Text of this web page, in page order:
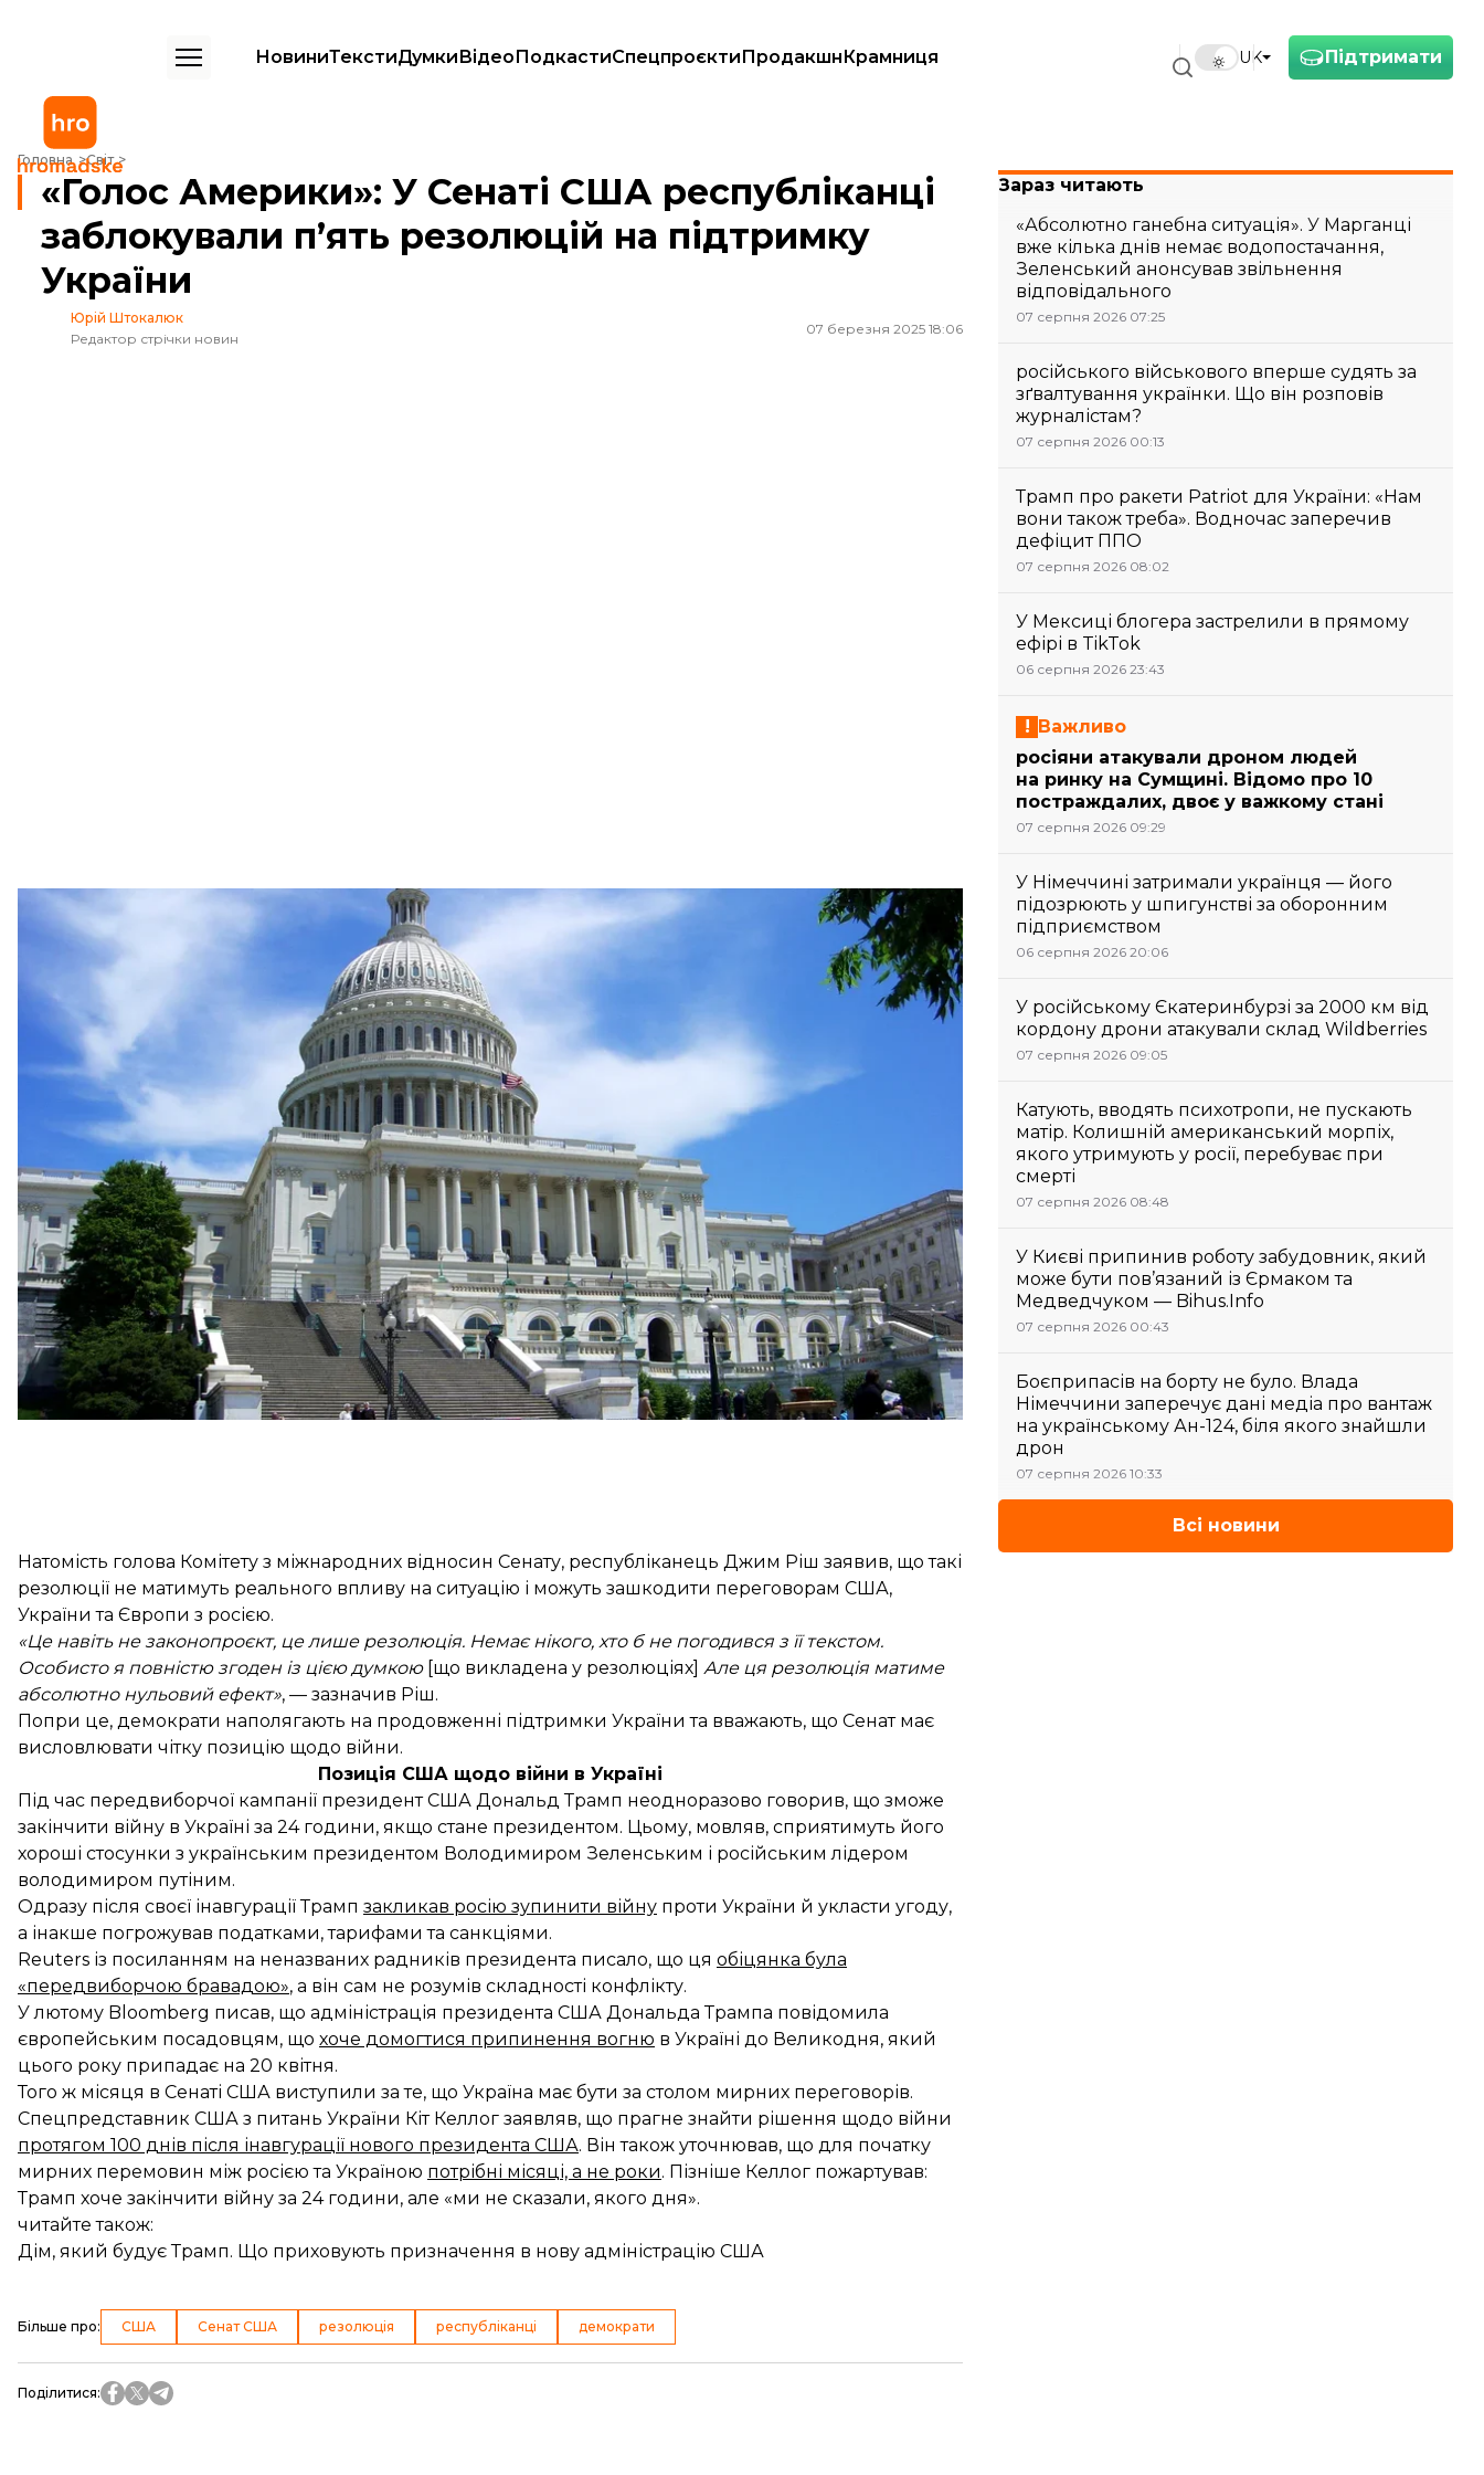
Підтримати
UK
НовиниТекстиДумкиВідеоПодкастиСпецпроєктиПродакшнКрамниця
Головна Світ
«Голос Америки»: У Сенаті США республіканці заблокували п’ять резолюцій на підтримку України
«Голос Америки»: У Сенаті США республіканці
заблокували п’ять резолюцій на підтримку
України
Юрій Штокалюк
Редактор стрічки новин
07 березня 2025 18:06
Будівля Капітолія у Вашингтоні
Kevin McCoy / Wikimedia
Сенатори-республіканці 5 березня заблокували п’ять резолюцій, що засуджували російське
вторгнення й підтверджували підтримку України. Ці документи висовували на голосування
сенатори-демократи й незалежний сенатор Берні Сандерс.
пише«Голос Америки» з посиланням на заяви посадовців, які були авторами цих
резолюцій.
Лідер меншості в Сенаті демократ Чак Шумер наголосив, що ці резолюції мали б підтвердити
двопартійну підтримку демократії та засудження дій російського лідера володимира путіна.
«Що Сенат США підтримує демократію, що ми стоїмо з мужнім народом України, що ми виступаємо
проти диктатора — жорстокого диктатора — володимира путіна та проти його воєнних злочинів.
Історія має дуже чіткий урок: умиротворювати автократів — це те саме, що гасити вогонь
бензином»,— зазначив посадовець у коментарі для «Голосу Америки».
Натомість голова Комітету з міжнародних відносин Сенату, республіканець Джим Ріш заявив, що такі
резолюції не матимуть реального впливу на ситуацію і можуть зашкодити переговорам США,
України та Європи з росією.
«Це навіть не законопроєкт, це лише резолюція. Немає нікого, хто б не погодився з її текстом.
Особисто я повністю згоден із цією думкою [що викладена у резолюціях] Але ця резолюція матиме
абсолютно нульовий ефект», — зазначив Ріш.
Попри це, демократи наполягають на продовженні підтримки України та вважають, що Сенат має
висловлювати чітку позицію щодо війни.
Позиція США щодо війни в Україні
Під час передвиборчої кампанії президент США Дональд Трамп неодноразово говорив, що зможе
закінчити війну в Україні за 24 години, якщо стане президентом. Цьому, мовляв, сприятимуть його
хороші стосунки з українським президентом Володимиром Зеленським і російським лідером
володимиром путіним.
Одразу після своєї інавгурації Трамп закликав росію зупинити війну проти України й укласти угоду,
а інакше погрожував податками, тарифами та санкціями.
Reuters із посиланням на неназваних радників президента писало, що ця обіцянка була
«передвиборчою бравадою», а він сам не розумів складності конфлікту.
У лютому Bloomberg писав, що адміністрація президента США Дональда Трампа повідомила
європейським посадовцям, що хоче домогтися припинення вогню в Україні до Великодня, який
цього року припадає на 20 квітня.
Того ж місяця в Сенаті США виступили за те, що Україна має бути за столом мирних переговорів.
Спецпредставник США з питань України Кіт Келлог заявляв, що прагне знайти рішення щодо війни
протягом 100 днів після інавгурації нового президента США. Він також уточнював, що для початку
мирних перемовин між росією та Україною потрібні місяці, а не роки. Пізніше Келлог пожартував:
Трамп хоче закінчити війну за 24 години, але «ми не сказали, якого дня».
читайте також:
Дім, який будує Трамп. Що приховують призначення в нову адміністрацію США
Більше про: США Сенат США резолюція республіканці демократи
Поділитися:
Зараз читають
«Абсолютно ганебна ситуація». У Марганці
вже кілька днів немає водопостачання,
Зеленський анонсував звільнення
відповідального
07 серпня 2026 07:25
російського військового вперше судять за
зґвалтування українки. Що він розповів
журналістам?
07 серпня 2026 00:13
Трамп про ракети Patriot для України: «Нам
вони також треба». Водночас заперечив
дефіцит ППО
07 серпня 2026 08:02
У Мексиці блогера застрелили в прямому
ефірі в TikTok
06 серпня 2026 23:43
Важливо
росіяни атакували дроном людей
на ринку на Сумщині. Відомо про 10
постраждалих, двоє у важкому стані
07 серпня 2026 09:29
У Німеччині затримали українця — його
підозрюють у шпигунстві за оборонним
підприємством
06 серпня 2026 20:06
У російському Єкатеринбурзі за 2000 км від
кордону дрони атакували склад Wildberries
07 серпня 2026 09:05
Катують, вводять психотропи, не пускають
матір. Колишній американський морпіх,
якого утримують у росії, перебуває при
смерті
07 серпня 2026 08:48
У Києві припинив роботу забудовник, який
може бути пов’язаний із Єрмаком та
Медведчуком — Bihus.Info
07 серпня 2026 00:43
Боєприпасів на борту не було. Влада
Німеччини заперечує дані медіа про вантаж
на українському Ан-124, біля якого знайшли
дрон
07 серпня 2026 10:33
Всі новини